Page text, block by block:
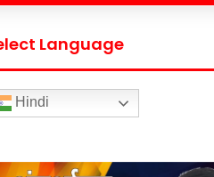
Language
Hindi